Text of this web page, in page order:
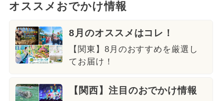
オススメおでかけ情報
8月のオススメはコレ！
【関東】8月のおすすめを厳選し
てお届け！
【関西】注目のおでかけ情報